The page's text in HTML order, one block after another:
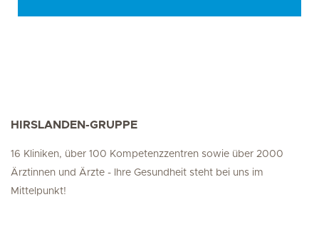
HIRSLANDEN-GRUPPE
16 Kliniken, über 100 Kompetenzzentren sowie über 2000
Ärztinnen und Ärzte - Ihre Gesundheit steht bei uns im
Mittelpunkt!